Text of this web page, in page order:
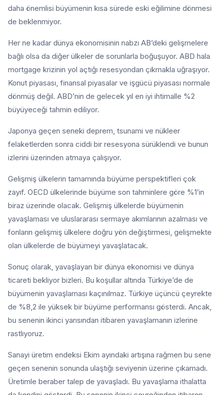
daha önemlisi büyümenin kısa sürede eski eğilimine dönmesi
de beklenmiyor.
Her ne kadar dünya ekonomisinin nabzı AB’deki gelişmelere
bağlı olsa da diğer ülkeler de sorunlarla boğuşuyor. ABD hala
mortgage krizinin yol açtığı resesyondan çıkmakla uğraşıyor.
Konut piyasası, finansal piyasalar ve işgücü piyasası normale
dönmüş değil. ABD’nin de gelecek yıl en iyi ihtimalle %2
büyüyeceği tahmin ediliyor.
Japonya geçen seneki deprem, tsunami ve nükleer
felaketlerden sonra ciddi bir resesyona sürüklendi ve bunun
izlerini üzerinden atmaya çalışıyor.
Gelişmiş ülkelerin tamamında büyüme perspektifleri çok
zayıf. OECD ülkelerinde büyüme son tahminlere göre %1’in
biraz üzerinde olacak. Gelişmiş ülkelerde büyümenin
yavaşlaması ve uluslararası sermaye akımlarının azalması ve
fonların gelişmiş ülkelere doğru yön değiştirmesi, gelişmekte
olan ülkelerde de büyümeyi yavaşlatacak.
Sonuç olarak, yavaşlayan bir dünya ekonomisi ve dünya
ticareti bekliyor bizleri. Bu koşullar altında Türkiye’de de
büyümenin yavaşlaması kaçınılmaz. Türkiye üçüncü çeyrekte
de %8,2 ile yüksek bir büyüme performansı gösterdi. Ancak,
bu senenin ikinci yarısından itibaren yavaşlamanın izlerine
rastlıyoruz.
Sanayi üretim endeksi Ekim ayındaki artışına rağmen bu sene
geçen senenin sonunda ulaştığı seviyenin üzerine çıkamadı.
Üretimle beraber talep de yavaşladı. Bu yavaşlama ithalatta